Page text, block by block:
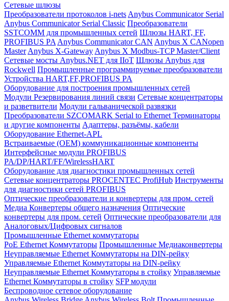
Сетевые шлюзы
Преобразователи протоколов i-nets Anybus Communicator Serial
Anybus Communicator Serial Classic Преобразователи
SSTCOMM для промышленных сетей Шлюзы HART, FF,
PROFIBUS PA Anybus Communicator CAN Anybus X CANopen
Master Anybus X-Gateway Anybus X Modbus-TCP Master/Client
Сетевые мосты Anybus.NET для IIoT Шлюзы Anybus для
Rockwell Промышленные программируемые преобразователи
Устройства HART,FF,PROFIBUS PA
Оборудование для построения промышленных сетей
Модули Резервирования линий связи Сетевые концентраторы
и разветвители Модули гальванической развязки
Преобразователи SZCOMARK Serial to Ethernet Терминаторы
и другие компоненты Адаптеры, разъёмы, кабели
Оборудование Ethernet-APL
Встраиваемые (OEM) коммуникационные компоненты
Интерфейсные модули PROFIBUS
PA/DP/HART/FF/WirelessHART
Оборудование для диагностики промышленных сетей
Сетевые концентраторы PROCENTEC ProfiHub Инструменты
для диагностики сетей PROFIBUS
Оптические преобразователи и конвертеры для пром. сетей
Медиа Конвертеры общего назначения Оптические
конвертеры для пром. сетей Оптические преобразователи для
Аналоговых/Цифровых сигналов
Промышленные Ethernet коммутаторы
PoE Ethernet Коммутаторы Промышленные Медиаконвертеры
Неуправляемые Ethernet Коммутаторы на DIN-рейку
Управляемые Ethernet Коммутаторы на DIN-рейку
Неуправляемые Ethernet Коммутаторы в стойку Управляемые
Ethernet Коммутаторы в стойку SFP модули
Беспроводное сетевое оборудование